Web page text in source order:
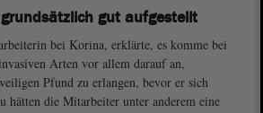
gut aufgestellt
bei Korina, erklärte, es komme bei
Arten vor allem darauf an,
Pfund zu erlangen, bevor er sich
hätten die Mitarbeiter unter anderem eine